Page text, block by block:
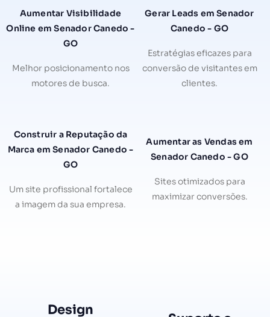
Aumentar Visibilidade
Online em Senador Canedo -
GO
Melhor posicionamento nos
motores de busca.
Gerar Leads em Senador
Canedo - GO
Estratégias eficazes para
conversão de visitantes em
clientes.
Construir a Reputação da
Marca em Senador Canedo -
GO
Um site profissional fortalece
a imagem da sua empresa.
Aumentar as Vendas em
Senador Canedo - GO
Sites otimizados para
maximizar conversões.
Design